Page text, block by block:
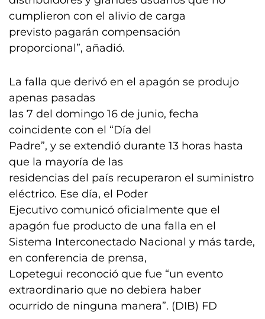
cumplieron con el alivio de carga
previsto pagarán compensación
proporcional”, añadió.
La falla que derivó en el apagón se produjo
apenas pasadas
las 7 del domingo 16 de junio, fecha
coincidente con el “Día del
Padre”, y se extendió durante 13 horas hasta
que la mayoría de las
residencias del país recuperaron el suministro
eléctrico. Ese día, el Poder
Ejecutivo comunicó oficialmente que el
apagón fue producto de una falla en el
Sistema Interconectado Nacional y más tarde,
en conferencia de prensa,
Lopetegui reconoció que fue “un evento
extraordinario que no debiera haber
ocurrido de ninguna manera”. (DIB) FD